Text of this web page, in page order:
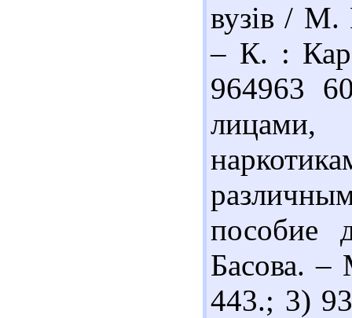
вузів /
– К. :
964963
Басова.
443.; 3)